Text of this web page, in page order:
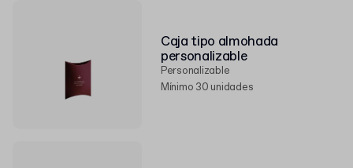
Caja tipo almohada
personalizable
Personalizable
Mínimo 30 unidades